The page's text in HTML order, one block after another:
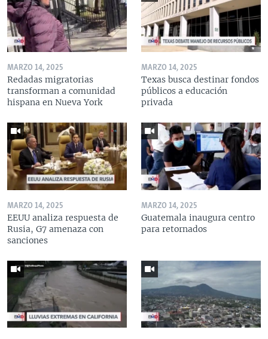
MARZO 14, 2025
Redadas migratorias
transforman a comunidad
hispana en Nueva York
MARZO 14, 2025
Texas busca destinar fondos
públicos a educación
privada
MARZO 14, 2025
EEUU analiza respuesta de
Rusia, G7 amenaza con
sanciones
MARZO 14, 2025
Guatemala inaugura centro
para retornados